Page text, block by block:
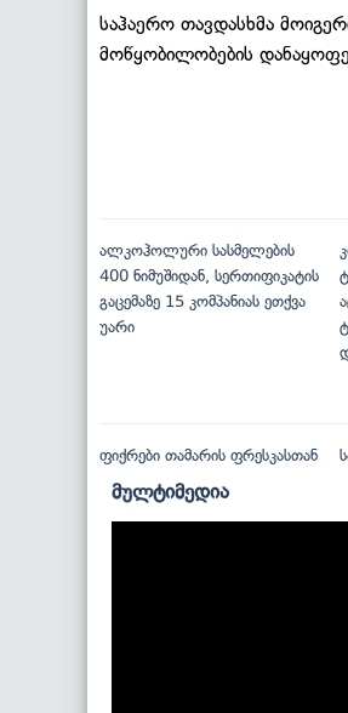
საჰაერო თავდასხმა
მოწყობილობების
ალკოჰოლური სასმელების
400 ნიმუშიდან, სერთიფიკატის
გაცემაზე 15 კომპანიას ეთქვა
უარი
ფიქრები თამარის ფრესკასთან
მულტიმედია